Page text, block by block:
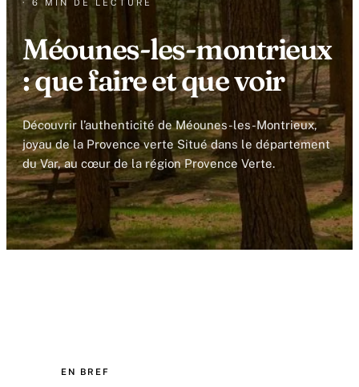
· 6 MIN DE LECTURE
Méounes-les-montrieux
: que faire et que voir
Découvrir l’authenticité de Méounes-les-Montrieux,
joyau de la Provence verte Situé dans le département
du Var, au cœur de la région Provence Verte.
EN BREF